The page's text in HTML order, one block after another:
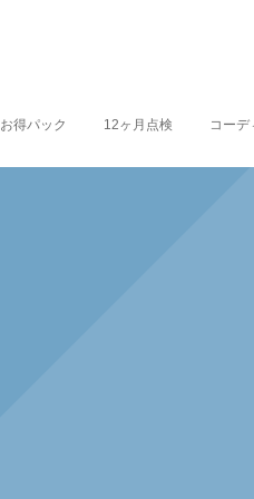
お得パック 12ヶ月点検 コーデ